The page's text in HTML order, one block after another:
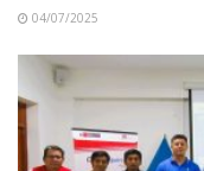
04/07/2025